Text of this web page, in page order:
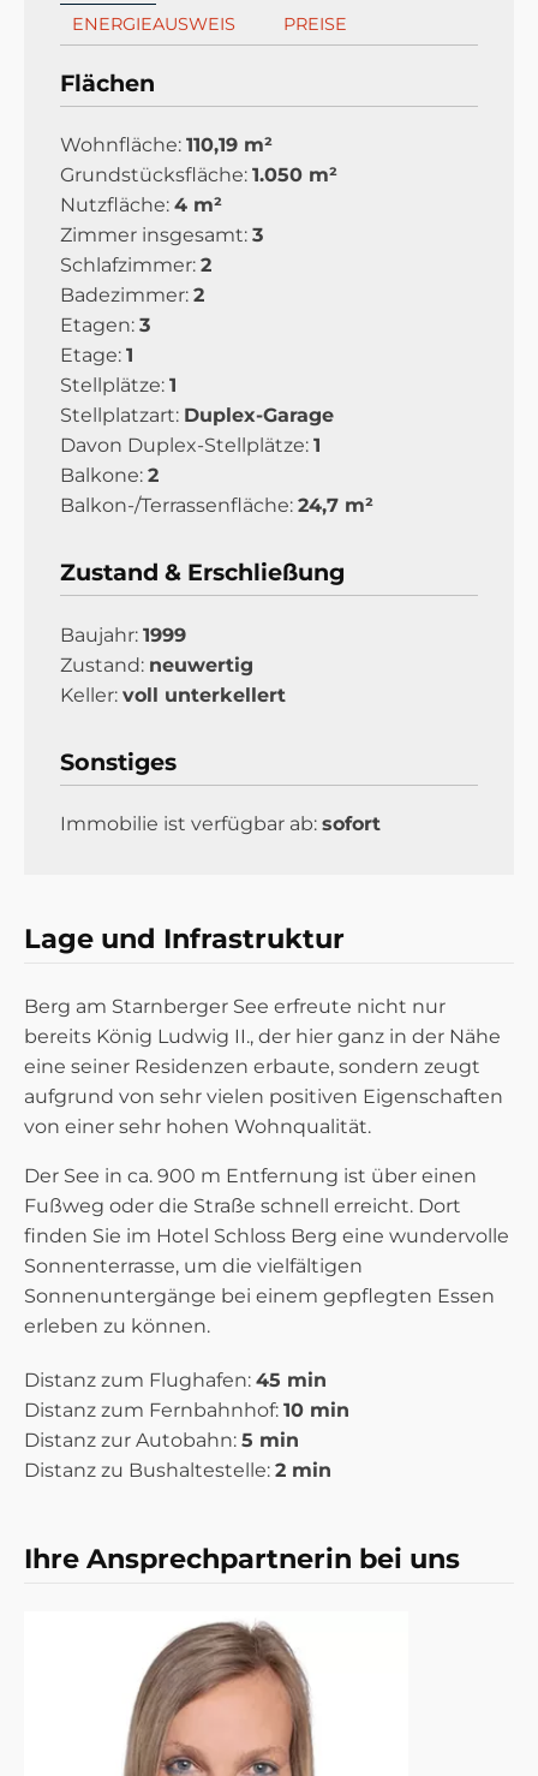
ENERGIEAUSWEIS
PREISE
Flächen
Wohnfläche: 110,19 m²
Grundstücksfläche: 1.050 m²
Nutzfläche: 4 m²
Zimmer insgesamt: 3
Schlafzimmer: 2
Badezimmer: 2
Etagen: 3
Etage: 1
Stellplätze: 1
Stellplatzart: Duplex-Garage
Davon Duplex-Stellplätze: 1
Balkone: 2
Balkon-/Terrassenfläche: 24,7 m²
Zustand & Erschließung
Baujahr: 1999
Zustand: neuwertig
Keller: voll unterkellert
Sonstiges
Immobilie ist verfügbar ab: sofort
Lage und Infrastruktur
Berg am Starnberger See erfreute nicht nur
bereits König Ludwig II., der hier ganz in der Nähe
eine seiner Residenzen erbaute, sondern zeugt
aufgrund von sehr vielen positiven Eigenschaften
von einer sehr hohen Wohnqualität.
Der See in ca. 900 m Entfernung ist über einen
Fußweg oder die Straße schnell erreicht. Dort
finden Sie im Hotel Schloss Berg eine wundervolle
Sonnenterrasse, um die vielfältigen
Sonnenuntergänge bei einem gepflegten Essen
erleben zu können.
Distanz zum Flughafen: 45 min
Distanz zum Fernbahnhof: 10 min
Distanz zur Autobahn: 5 min
Distanz zu Bushaltestelle: 2 min
Ihre Ansprechpartnerin bei uns